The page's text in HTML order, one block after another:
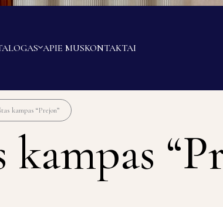
APIE MUSKONTAKTAI
kampas “Prejon”